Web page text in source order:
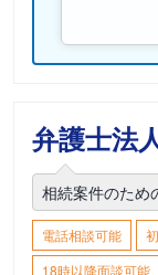
弁護士法
相続案件のため
電話相談可能
18時以降面談可能